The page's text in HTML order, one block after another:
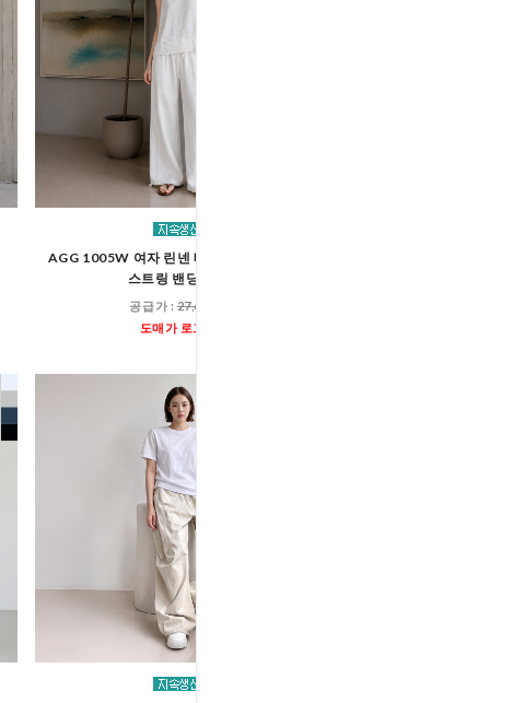
AGG 1005W 여자 린넨 베이직 데님 와이드
스트링 밴딩 팬츠
공급가 :27,600원
도매가 로그인